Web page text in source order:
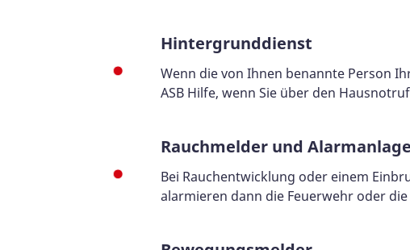
Hintergrunddienst
Wenn die von Ihnen benannte Person
ASB Hilfe, wenn Sie über den
Rauchmelder und
Bei Rauchentwicklung oder einem
alarmieren dann die Feuerwehr oder die